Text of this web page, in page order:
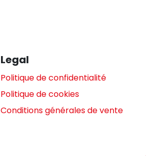
Legal
Politique de confidentialité
Politique de cookies
Conditions générales de vente